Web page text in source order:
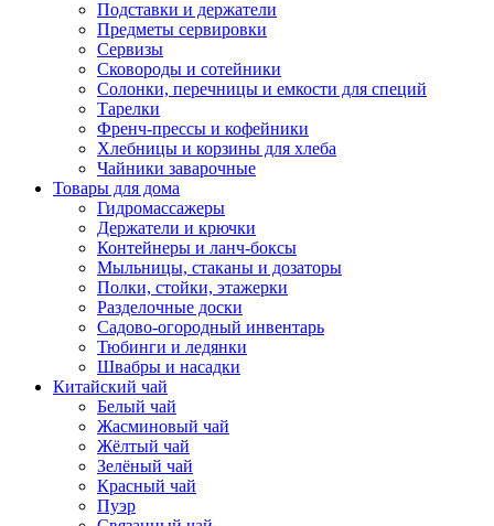
Подставки и держатели
Предметы сервировки
Сервизы
Сковороды и сотейники
Солонки, перечницы и емкости для специй
Тарелки
Френч-прессы и кофейники
Хлебницы и корзины для хлеба
Чайники заварочные
Товары для дома
Гидромассажеры
Держатели и крючки
Контейнеры и ланч-боксы
Мыльницы, стаканы и дозаторы
Полки, стойки, этажерки
Разделочные доски
Садово-огородный инвентарь
Тюбинги и ледянки
Швабры и насадки
Китайский чай
Белый чай
Жасминовый чай
Жёлтый чай
Зелёный чай
Красный чай
Пуэр